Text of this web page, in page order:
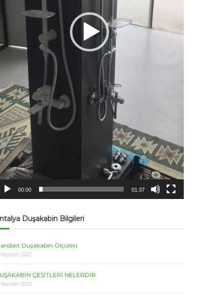
00:00 01:37
Duşakabin Bilgileri
Duşakabin Ölçüleri
2021
ÇEŞİTLERİ NELERDİR
2021